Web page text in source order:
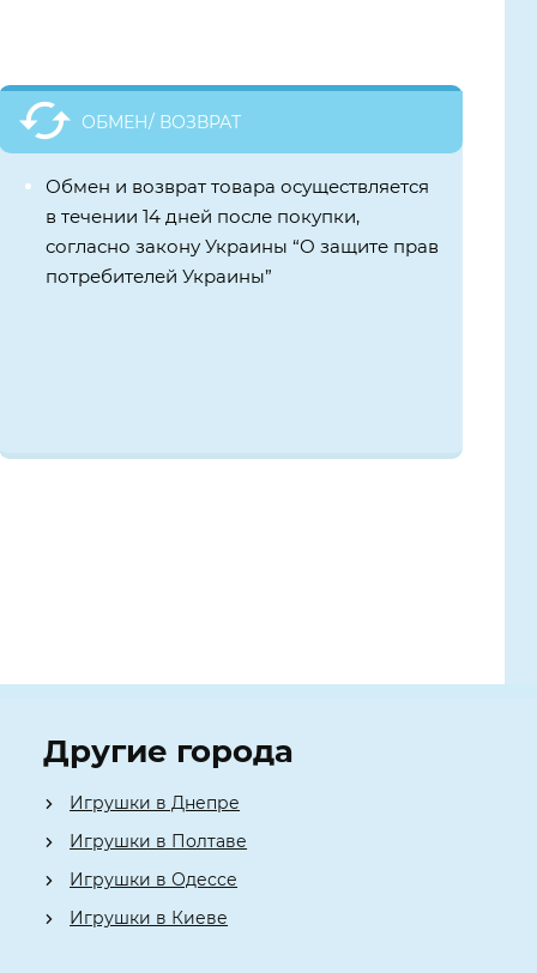
ОБМЕН/ ВОЗВРАТ
Обмен и возврат товара осуществляется
в течении 14 дней после покупки,
согласно закону Украины “О защите прав
потребителей Украины”
Другие города
Игрушки в Днепре
Игрушки в Полтаве
Игрушки в Одессе
Игрушки в Киеве